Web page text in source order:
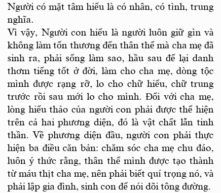
Người có mặt tâm hiếu là có nhân, có tình, trung
nghĩa.
Vì vậy, Người con hiếu là người luôn giữ gìn và
không làm tổn thương đến thân thể mà cha mẹ đã
sinh ra, phải sống làm sao, hầu sau để lại danh
thơm tiếng tốt ở đời, làm cho cha mẹ, dòng tộc
mình được rạng rỡ, lo cho chữ hiếu, chữ trung
trước rồi sau mới lo cho mình. Đối với cha mẹ,
lòng hiếu thảo của người con phải được thể hiện
trên cả hai phương diện, đó là vật chất lẫn tinh
thần. Về phương diện đầu, người con phải thực
hiện ba điều căn bản: chăm sóc cha mẹ chu đáo,
luôn ý thức rằng, thân thể mình được tạo thành
từ máu thịt cha mẹ, nên phải biết quí trọng nó, và
phải lập gia đình, sinh con để nói dõi tông đường.